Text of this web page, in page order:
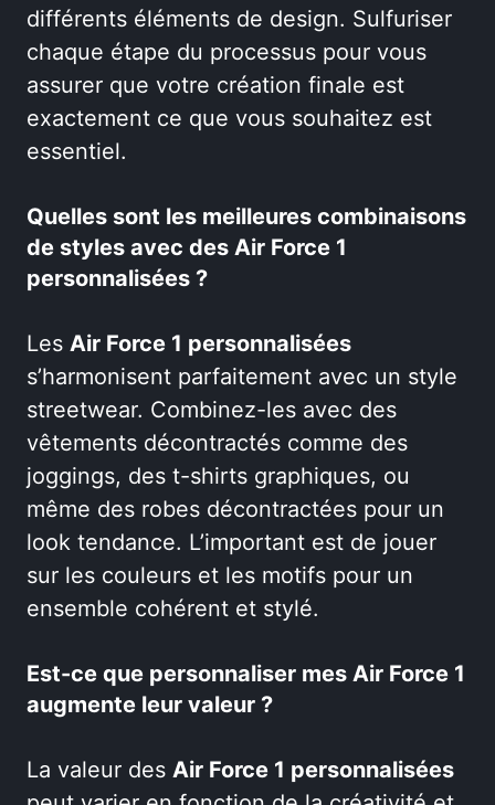
différents éléments de design. Sulfuriser
chaque étape du processus pour vous
assurer que votre création finale est
exactement ce que vous souhaitez est
essentiel.
Quelles sont les meilleures combinaisons
de styles avec des Air Force 1
personnalisées ?
Les Air Force 1 personnalisées
s’harmonisent parfaitement avec un style
streetwear. Combinez-les avec des
vêtements décontractés comme des
joggings, des t-shirts graphiques, ou
même des robes décontractées pour un
look tendance. L’important est de jouer
sur les couleurs et les motifs pour un
ensemble cohérent et stylé.
Est-ce que personnaliser mes Air Force 1
augmente leur valeur ?
La valeur des Air Force 1 personnalisées